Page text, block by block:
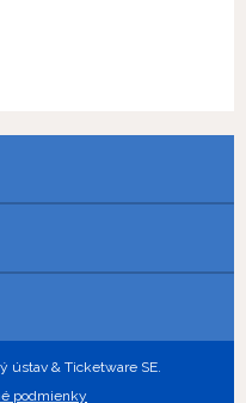
ústav & Ticketware SE.
podmienky